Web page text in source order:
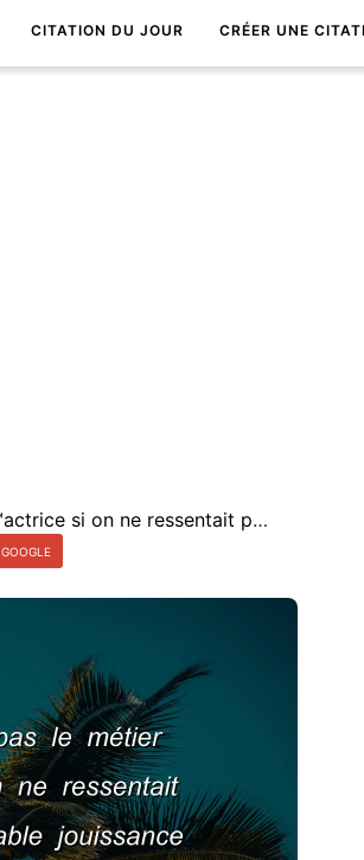
CITATION DU JOUR CRÉER UNE
On ne ferait pas le mÃ©tier dâ€™actrice si on ne ressentait pas une vÃ©ritable jouissance Ã Ãªtre regardÃ©e.
GOOGLE